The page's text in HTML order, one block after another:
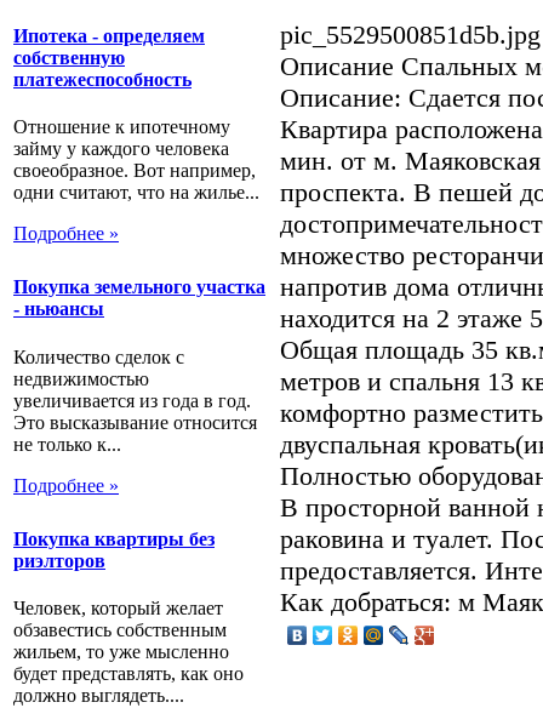
Ипотека - определяем
собственную
платежеспособность
Отношение к ипотечному
займу у каждого человека
своеобразное. Вот например,
одни считают, что на жилье...
Подробнее »
Покупка земельного участка
- ньюансы
Количество сделок с
недвижимостью
увеличивается из года в год.
Это высказывание относится
не только к...
Подробнее »
Покупка квартиры без
риэлторов
Человек, который желает
обзавестись собственным
жильем, то уже мысленно
будет представлять, как оно
должно выглядеть....
pic_5529500851d5b.jpg
Описание Спальных
Описание: Сдается
Квартира
мин. от м.
проспекта. В пешей
множество
напротив дома
находится на 2 этаже
Общая площадь 35
метров и спальня 13
комфортно
двуспальная
Полностью
В просторной ванной
раковина и туалет.
предоставляется.
Как добраться: м